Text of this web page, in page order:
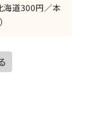
海道300円／本